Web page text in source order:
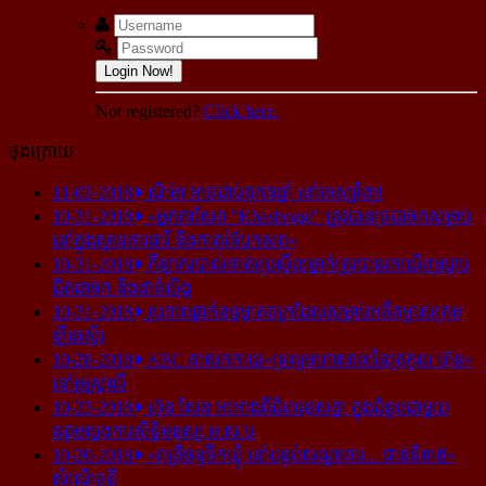
Login Now!
Not registered? Click here.
ចុងក្រោយ
11-02-2018
ណីម៉ា អាច​ជាប់​គុក​៦ឆ្នាំ នៅ​អេស្ប៉ាញ!
10-31-2018
«អ្នក​កាសែត "Khashoggi" ត្រូវ​បាន​ច្របាច់ក​សម្លាប់​
នៅ​ក្នុង​ស្ថាន​ភារធារី និង​កាត់​បំបែក​សព»
10-31-2018
កីឡាករ​បាល់ទាត់​ប្រេស៊ីល​ម្នាក់​ត្រូវ​បាន​រក​ឃើញ​ស្លាប់​
ជិត​ដាច់ក និង​ដាច់​លិង្គ
10-31-2018
រូបភាព​ធ្លាក់​ឧទ្ធម្ភាគចក្រ​ដែល​សម្លាប់​អតីត​ម្ចាស់​ក្រុម​
ឡីឆេស្ទ័រ
10-28-2018
ABC គាស់​កកាយ​«ទ្រព្យមហាសាល​នៃ​ត្រកូល ហ៊ុន»​
នៅ​អូស្ត្រាលី
10-23-2018
ហ៊ុន សែន អះអាង​ពី​ជំហរ​ខុស​គ្នា ក្នុង​ជំនួប​ជាមួយ​
ឧត្តម​ស្នងការ​សិទ្ធិ​មនុស្ស អ.ស.ប
10-20-2018
«រាត្រីចន្ទទឹកឃ្មុំ នៅបន្ទប់សណ្ឋាគារ... ជាន់ទី៣៥»
សំណើចខ្លី